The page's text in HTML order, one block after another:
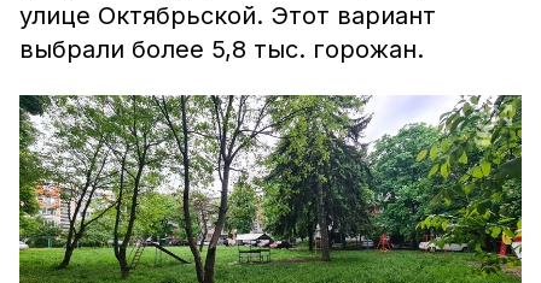
улице Октябрьской. Этот вариант
выбрали более 5,8 тыс. горожан.